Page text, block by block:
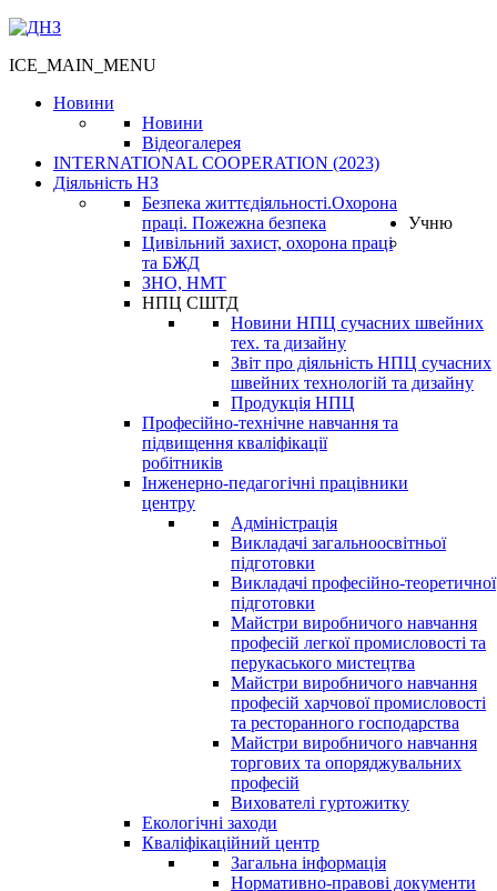
ICE_MAIN_MENU
Новини
Новини
Відеогалерея
INTERNATIONAL COOPERATION (2023)
Діяльність НЗ
Безпека життєдіяльності.Охорона
праці. Пожежна безпека
Цивільний захист, охорона праці
та БЖД
ЗНО, НМТ
НПЦ СШТД
Новини НПЦ сучасних швейних
тех. та дизайну
Звіт про діяльність НПЦ сучасних
швейних технологій та дизайну
Продукція НПЦ
Професійно-технічне навчання та
підвищення кваліфікації
робітників
Інженерно-педагогічні працівники
центру
Адміністрація
Викладачі загальноосвітньої
підготовки
Викладачі професійно-теоретичної
підготовки
Майстри виробничого навчання
професій легкої промисловості та
перукаського мистецтва
Майстри виробничого навчання
професій харчової промисловості
та ресторанного господарства
Майстри виробничого навчання
торгових та опоряджувальних
професій
Вихователі гуртожитку
Екологічні заходи
Кваліфікаційний центр
Загальна інформація
Нормативно-правові документи
Учню